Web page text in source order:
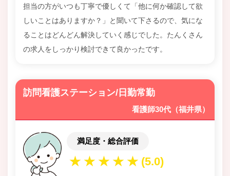
担当の方がいつも丁寧で優しくて「他に何か確認して欲
しいことはありますか？」と聞いて下さるので、気にな
ることはどんどん解決していく感じでした。たんくさん
の求人をしっかり検討できて良かったです。
訪問看護ステーション/日勤常勤
看護師30代（福井県）
満足度・総合評価